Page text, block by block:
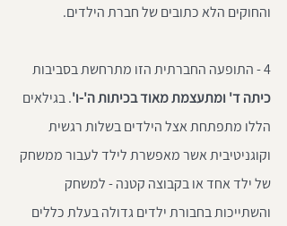
והחוקים הלא כתובים של חברת הילדים.
4 - התופעה החברתית הזו מתרחשת בסביבות
כיתה ד' ומתעצמת מאוד בכיתות ה'-ו'. בגילאים
הללו מתפתחת אצל הילדים בשלות רגשית
וקוגניטיבית אשר מאפשרת לילד לעבור ממשחק
של ילד אחד או בקבוצה קטנה - למשחק
והשתייכות בחבורת ילדים גדולה בעלת כללים